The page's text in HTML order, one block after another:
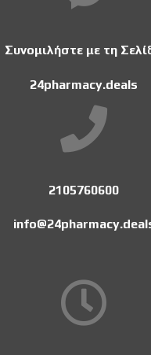
Συνομιλήστε με τη
24pharmacy.deals
2105760600